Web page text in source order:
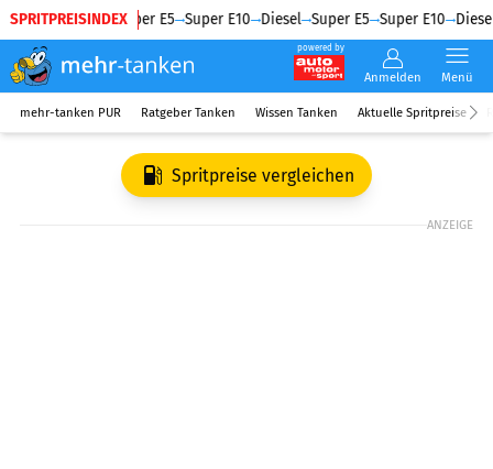
SPRITPREISINDEX
Diesel Super E5 Super E10 Diesel Super E5 Super E10 Diesel
powered by
Anmelden Menü
mehr-tanken PUR Ratgeber Tanken Wissen Tanken Aktuelle Spritpreise
Spritpreise vergleichen
ANZEIGE